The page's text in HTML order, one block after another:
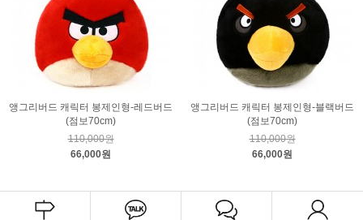
앵그리버드 캐릭터 봉제인형-레드버드
(점보70cm)
110,000원
66,000원
앵그리버드 캐릭터 봉제인형-블랙버드
(점보70cm)
110,000원
66,000원